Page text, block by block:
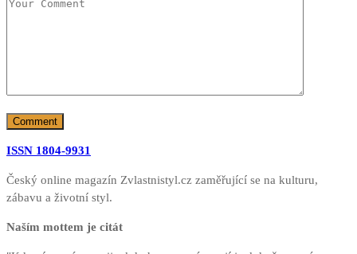
ISSN 1804-9931
Český online magazín Zvlastnistyl.cz zaměřující se na kulturu,
zábavu a životní styl.
Naším mottem je citát